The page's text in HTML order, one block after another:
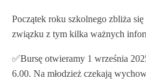
Początek roku szkolnego zbliża
związku z tym kilka ważnych
✅️Bursę otwieramy 1 września
6.00. Na młodzież czekają